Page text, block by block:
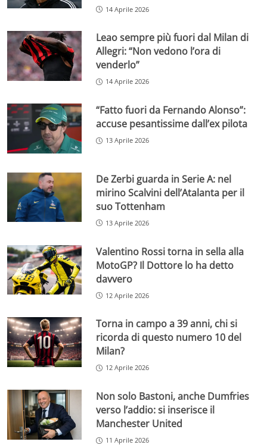
14 Aprile 2026
Leao sempre più fuori dal Milan di
Allegri: “Non vedono l’ora di
venderlo”
14 Aprile 2026
“Fatto fuori da Fernando Alonso”:
accuse pesantissime dall’ex pilota
13 Aprile 2026
De Zerbi guarda in Serie A: nel
mirino Scalvini dell’Atalanta per il
suo Tottenham
13 Aprile 2026
Valentino Rossi torna in sella alla
MotoGP? Il Dottore lo ha detto
davvero
12 Aprile 2026
Torna in campo a 39 anni, chi si
ricorda di questo numero 10 del
Milan?
12 Aprile 2026
Non solo Bastoni, anche Dumfries
verso l’addio: si inserisce il
Manchester United
11 Aprile 2026